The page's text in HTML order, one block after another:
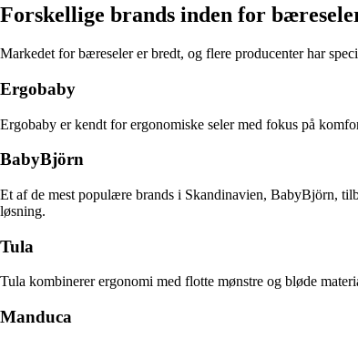
Forskellige brands inden for
Markedet for bæreseler er bredt, og flere producenter har
Ergobaby
Ergobaby er kendt for ergonomiske seler med fokus på
BabyBjörn
Et af de mest populære brands i Skandinavien, BabyBjörn,
løsning.
Tula
Tula kombinerer ergonomi med flotte mønstre og bløde
Manduca